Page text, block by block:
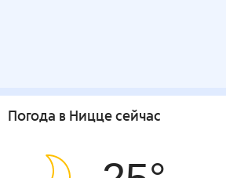
Погода в Ницце сейчас